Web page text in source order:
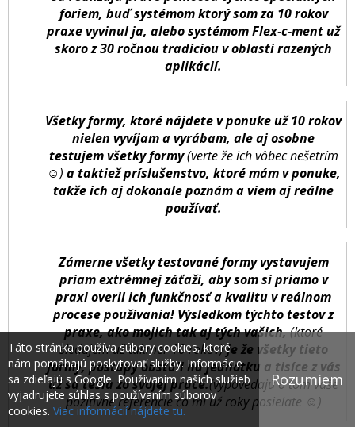
foriem, buď systémom ktorý som za 10 rokov
praxe vyvinul ja, alebo systémom Flex-c-ment už
skoro z 30 ročnou tradíciou v oblasti razených
aplikácií.
Všetky formy, ktoré nájdete v ponuke už 10 rokov
nielen vyvíjam a vyrábam, ale aj osobne
testujem všetky formy(verte že ich vôbec nešetrím
☺) a taktiež príslušenstvo, ktoré mám v ponuke,
takže ich aj dokonale poznám a viem aj reálne
používať.
Zámerne všetky testované formy vystavujem
priam extrémnej záťaži, aby som si priamo v
praxi overil ich funkčnosť a kvalitu v reálnom
procese používania! Výsledkom týchto testov z
praxe, ako mojich tak aj tých vašich,(ktoré
sledujem už takmer 10 rokov)je že všetky tieto
formy, postupy obstáli na jednotku a tisíce z vás
už sa tešia zo svojej práce.(vypovedajú o tom vaše
pozitívne referencie čo mi už roky posielate ☺)
Táto stránka používa súbory cookies, ktoré
nám pomáhajú poskytovať služby. Informácie
sa zdieľajú s Google. Používaním našich služieb
vyjadrujete súhlas s používaním súborov
cookies. Viac informácií nájdete tu.
Rozumiem